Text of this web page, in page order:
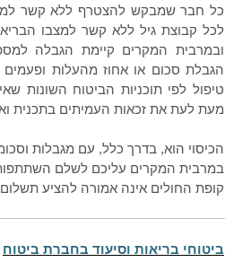
כל חבר שמבקש להצטרף ללא קשר
לכל קבוצת גיל ללא קשר למצבו
ובמרבית המקרים קיימת הגבלה
הגבלת סכום או אחוז מהעלות
טיפול לפי תוכניות הביטוח השונות
מעת לעת את זכאות העמיתים בתכנית
הכיסוי הוא, בדרך כלל, עם מגבלות
במרבית המקרים עליכם לשלם
קופת החולים אינה אמורה להציע
ביטוחי בריאות וסיעוד בחברת ביטוח